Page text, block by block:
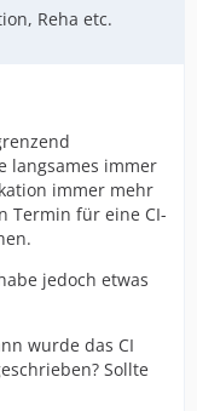
Reha etc.
langsames immer
immer mehr
Termin für eine CI-
jedoch etwas
wurde das CI
Sollte